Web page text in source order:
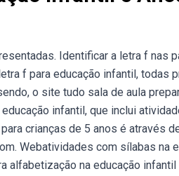
Identificar a letra f nas
f para educação infantil, todas
o site tudo sala de aula
infantil, que inclui
crianças de 5 anos é através
Webatividades com sílabas na
na educação